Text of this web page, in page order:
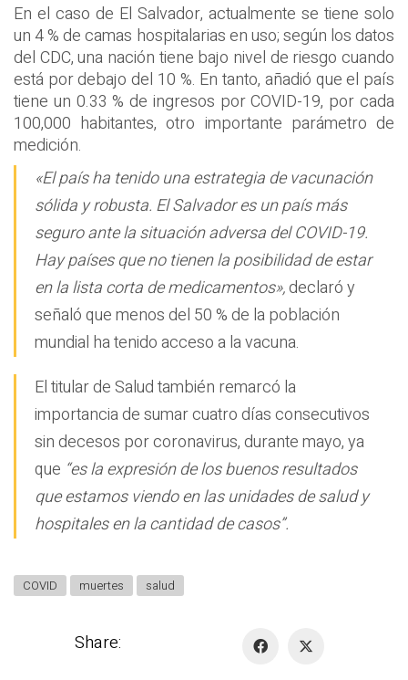
En el caso de El Salvador, actualmente se tiene solo
un 4 % de camas hospitalarias en uso; según los datos
del CDC, una nación tiene bajo nivel de riesgo cuando
está por debajo del 10 %. En tanto, añadió que el país
tiene un 0.33 % de ingresos por COVID-19, por cada
100,000 habitantes, otro importante parámetro de
medición.
«El país ha tenido una estrategia de vacunación
sólida y robusta. El Salvador es un país más
seguro ante la situación adversa del COVID-19.
Hay países que no tienen la posibilidad de estar
en la lista corta de medicamentos»,declaró y
señaló que menos del 50 % de la población
mundial ha tenido acceso a la vacuna.
El titular de Salud también remarcó la
importancia de sumar cuatro días consecutivos
sin decesos por coronavirus, durante mayo, ya
que “es la expresión de los buenos resultados
que estamos viendo en las unidades de salud y
hospitales en la cantidad de casos”.
COVID muertes salud
Share: